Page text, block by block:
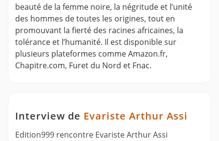
beauté de la femme noire, la négritude et l’unité
des hommes de toutes les origines, tout en
promouvant la fierté des racines africaines, la
tolérance et l’humanité. Il est disponible sur
plusieurs plateformes comme Amazon.fr,
Chapitre.com, Furet du Nord et Fnac.
Interview de Evariste Arthur Assi
Edition999 rencontre Evariste Arthur Assi